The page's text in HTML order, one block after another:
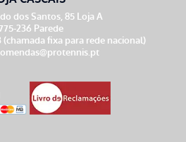
dos Santos, 85 Loja A
236 Parede
(chamada fixa para rede nacional)